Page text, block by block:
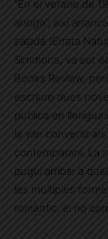
“En el verano de
ahogó”, així
salada (Errata
Simmons, va ser
Books Review,
escriure dues
publica en llengua
la van convertir
contemporani. La
pugui arribar a
les múltiples
romàntic, el no